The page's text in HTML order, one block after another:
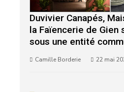
Duvivier Canapés,
la Faïencerie de Gien
sous une entité
Camille Borderie 22 mai